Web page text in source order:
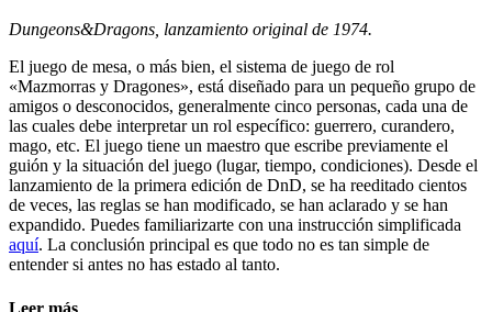
Dungeons&Dragons, lanzamiento original de 1974.
El juego de mesa, o más bien, el sistema de juego de rol
«Mazmorras y Dragones», está diseñado para un pequeño grupo de
amigos o desconocidos, generalmente cinco personas, cada una de
las cuales debe interpretar un rol específico: guerrero, curandero,
mago, etc. El juego tiene un maestro que escribe previamente el
guión y la situación del juego (lugar, tiempo, condiciones). Desde el
lanzamiento de la primera edición de DnD, se ha reeditado cientos
de veces, las reglas se han modificado, se han aclarado y se han
expandido. Puedes familiarizarte con una instrucción simplificada
aquí. La conclusión principal es que todo no es tan simple de
entender si antes no has estado al tanto.
Leer más